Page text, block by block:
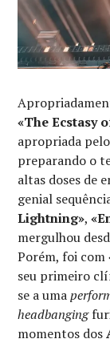
«The Ecstasy
apropriada
preparando o
altas doses de
genial
Lightning»,
mergulhou
Porém, foi com
seu primeiro
se a uma
headbanging
momentos dos